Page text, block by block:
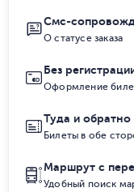
Смс-
О статусе заказа
Без
Оформление
Туда и обратно
Билеты в обе
Маршрут с
Удобный поиск